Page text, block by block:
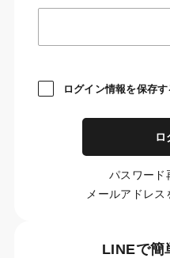
ログイン情報を保存す
ロ
パスワード
メールアドレス
LINEで簡